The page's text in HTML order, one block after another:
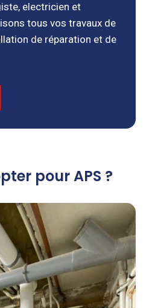
electricien et
tous vos travaux de
de réparation et de
pour APS ?